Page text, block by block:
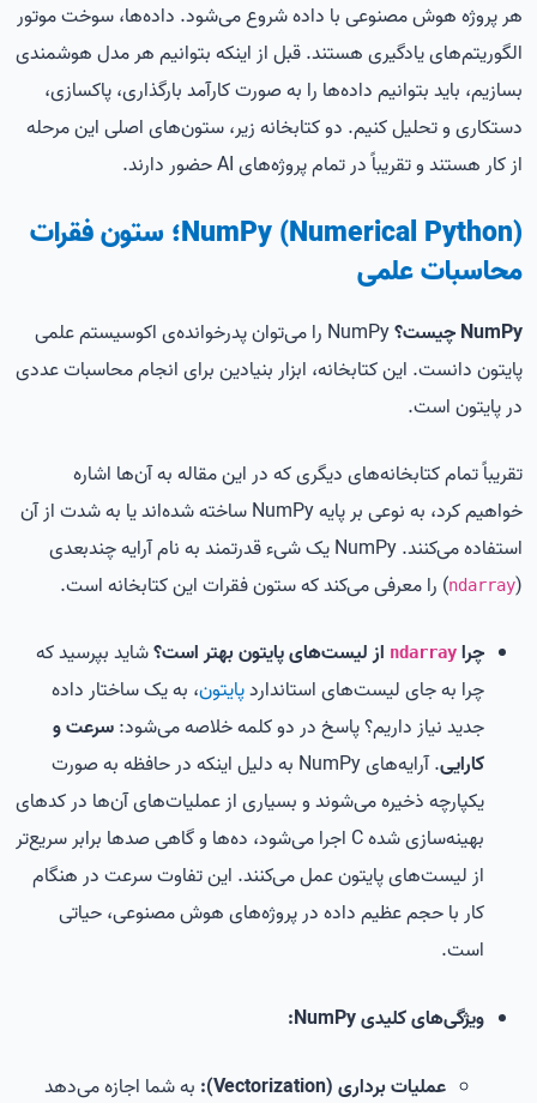
هر پروژه هوش مصنوعی با داده شروع می‌شود. داده‌ها، سوخت موتور
الگوریتم‌های یادگیری هستند. قبل از اینکه بتوانیم هر مدل هوشمندی
بسازیم، باید بتوانیم داده‌ها را به صورت کارآمد بارگذاری، پاکسازی،
دستکاری و تحلیل کنیم. دو کتابخانه زیر، ستون‌های اصلی این مرحله
از کار هستند و تقریباً در تمام پروژه‌های AI حضور دارند.
NumPy (Numerical Python)؛ ستون فقرات
محاسبات علمی
NumPy چیست؟
NumPy را می‌توان پدرخوانده‌ی اکوسیستم علمی
پایتون دانست. این کتابخانه، ابزار بنیادین برای انجام محاسبات عددی
در پایتون است.
تقریباً تمام کتابخانه‌های دیگری که در این مقاله به آن‌ها اشاره
خواهیم کرد، به نوعی بر پایه NumPy ساخته شده‌اند یا به شدت از آن
استفاده می‌کنند. NumPy یک شیء قدرتمند به نام آرایه چندبعدی
(
ndarray) را معرفی می‌کند که ستون فقرات این کتابخانه است.
چرا ndarray از لیست‌های پایتون بهتر است؟شاید بپرسید که
چرا به جای لیست‌های استانداردپایتون، به یک ساختار داده
جدید نیاز داریم؟ پاسخ در دو کلمه خلاصه می‌شود:سرعت و
کارایی
. آرایه‌های NumPy به دلیل اینکه در حافظه به صورت
یکپارچه ذخیره می‌شوند و بسیاری از عملیات‌های آن‌ها در کدهای
بهینه‌سازی شده C اجرا می‌شود، ده‌ها و گاهی صدها برابر سریع‌تر
از لیست‌های پایتون عمل می‌کنند. این تفاوت سرعت در هنگام
کار با حجم عظیم داده در پروژه‌های هوش مصنوعی، حیاتی
است.
ویژگی‌های کلیدی NumPy:
عملیات برداری (Vectorization): به شما اجازه می‌دهد